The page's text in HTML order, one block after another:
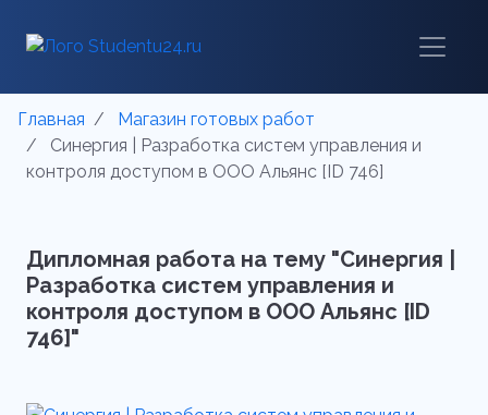
Главная
Магазин готовых работ
Синергия | Разработка систем управления и
контроля доступом в ООО Альянс [ID 746]
Дипломная работа на тему "Синергия |
Разработка систем управления и
контроля доступом в ООО Альянс [ID
746]"